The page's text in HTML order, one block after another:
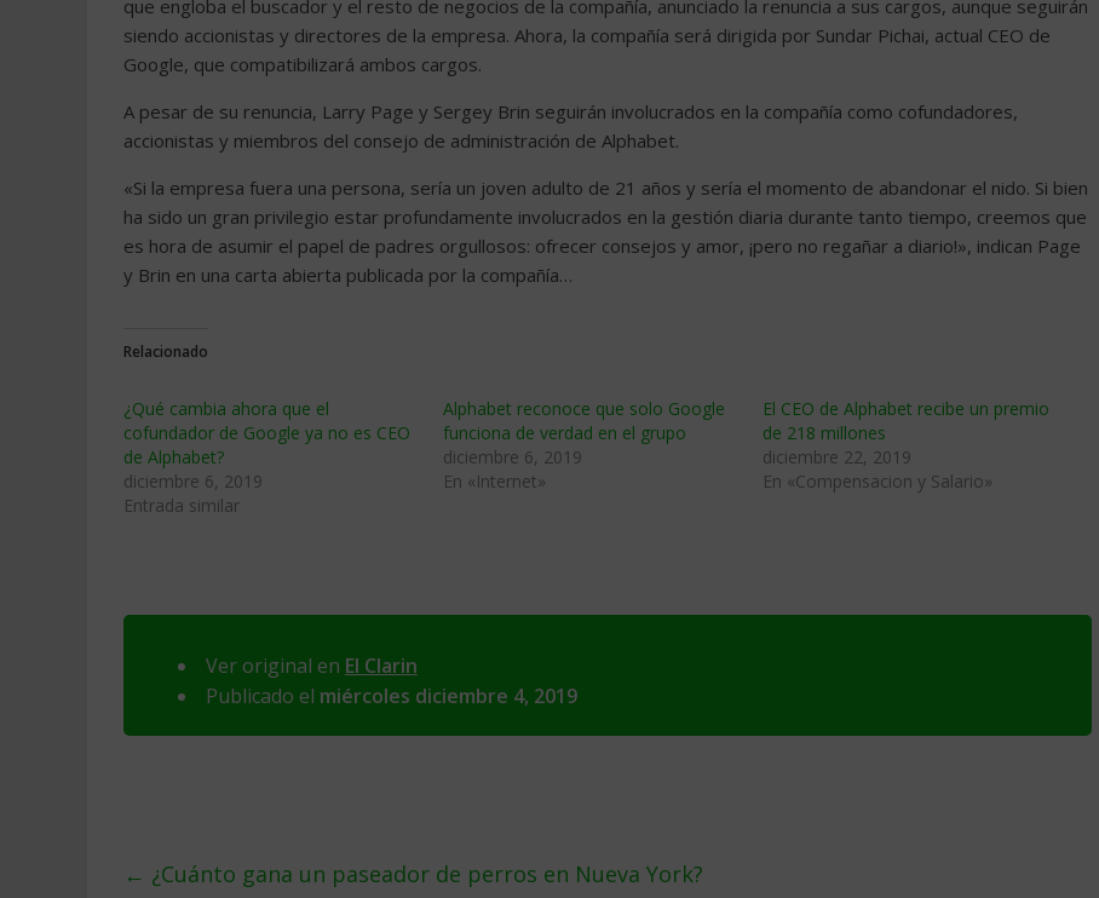
que engloba el buscador y el resto de negocios de la compañía, anunciado la renuncia a sus cargos, aunque seguirán
siendo accionistas y directores de la empresa. Ahora, la compañía será dirigida por Sundar Pichai, actual CEO de
Google, que compatibilizará ambos cargos.
A pesar de su renuncia, Larry Page y Sergey Brin seguirán involucrados en la compañía como cofundadores,
accionistas y miembros del consejo de administración de Alphabet.
«Si la empresa fuera una persona, sería un joven adulto de 21 años y sería el momento de abandonar el nido. Si bien
ha sido un gran privilegio estar profundamente involucrados en la gestión diaria durante tanto tiempo, creemos que
es hora de asumir el papel de padres orgullosos: ofrecer consejos y amor, ¡pero no regañar a diario!», indican Page
y Brin en una carta abierta publicada por la compañía…
Relacionado
¿Qué cambia ahora que el
cofundador de Google ya no es CEO
de Alphabet?
diciembre 6, 2019
Entrada similar
Alphabet reconoce que solo Google
funciona de verdad en el grupo
diciembre 6, 2019
En «Internet»
El CEO de Alphabet recibe un premio
de 218 millones
diciembre 22, 2019
En «Compensacion y Salario»
Ver original en El Clarin
Publicado el miércoles diciembre 4, 2019
← ¿Cuánto gana un paseador de perros en Nueva York?